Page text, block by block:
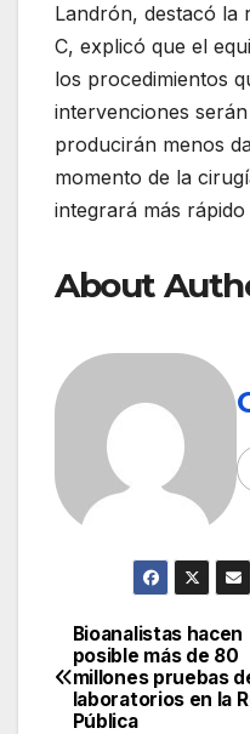
Landrón, destacó la
C, explicó que el
los procedimientos
intervenciones
producirán menos
momento de la
integrará más
About
Navegación
de
Bioanalistas hacen
posible más de 80
millones pruebas
laboratorios en la
Pública